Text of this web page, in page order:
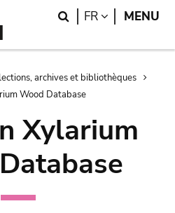
Search
FR LANGUAGE
MENU
archives et bibliothèques
Wood Database
Xylarium